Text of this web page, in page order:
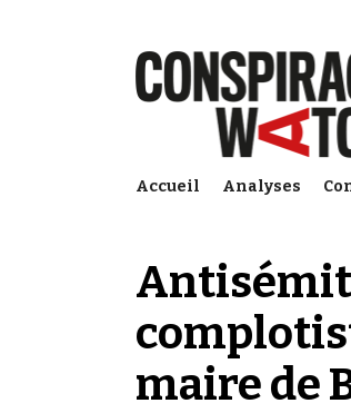
Accueil Analyses
maire de